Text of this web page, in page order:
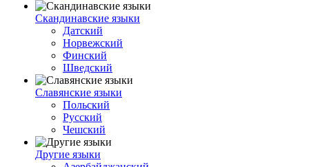
Скандинавские языки
Датский
Норвежский
Финский
Шведский
Славянские языки
Польский
Русский
Чешский
Другие языки